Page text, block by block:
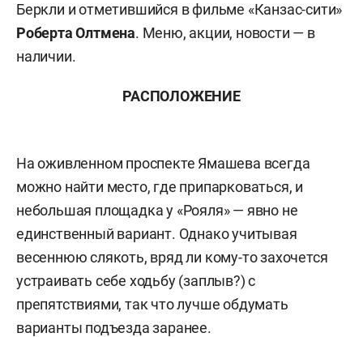
Беркли и отметившийся в фильме «Канзас-сити»
Роберта Олтмена. Меню, акции, новости — в
наличии.
РАСПОЛОЖЕНИЕ
На оживленном проспекте Ямашева всегда
можно найти место, где припарковаться, и
небольшая площадка у «Рояля» — явно не
единственный вариант. Однако учитывая
весеннюю слякоть, вряд ли кому-то захочется
устраивать себе ходьбу (заплыв?) с
препятствиями, так что лучше обдумать
варианты подъезда заранее.